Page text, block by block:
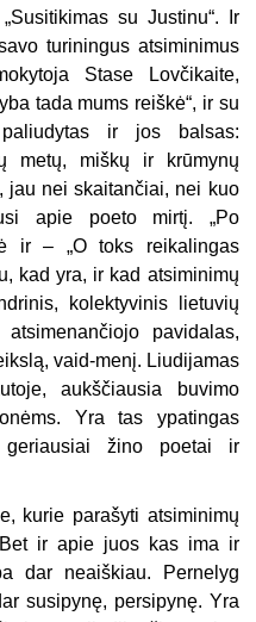
su Justinu“. Ir
turiningus atsiminimus
Stase Lovčikaite,
tada mums reiškė“, ir su
ir jos balsas:
metų, miškų ir krūmynų
jau nei skaitančiai, nei kuo
apie poeto mirtį. „Po
ir – „O toks reikalingas
kad yra, ir kad atsiminimų
kolektyvinis lietuvių
pavidalas,
vaid-menį. Liudijamas
aukščiausia buvimo
Yra tas ypatingas
geriausiai žino poetai ir
kurie parašyti atsiminimų
ir apie juos kas ima ir
dar neaiškiau. Pernelyg
susipynę, persipynę. Yra